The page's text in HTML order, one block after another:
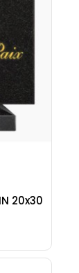
20x30